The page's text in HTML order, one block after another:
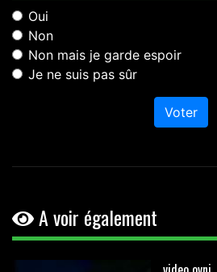
Oui
Non
Non mais je garde espoir
Je ne suis pas sûr
Voter
A voir également